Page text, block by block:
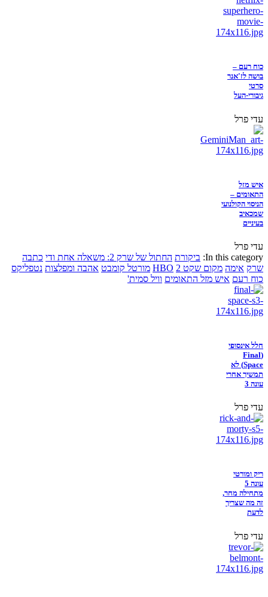
כוח רעם –
בושה לז'אנר
סרטי
גיבורי-העל
עדי פרל
איש מזל
התאומים –
הניסוי הקולנועי
שמכאיב
בעיניים
עדי פרל
In this category: ביקורת החתול של שרק 2: משאלה אחת ודי
כתבה
שרק אימה מקום שקט 2 HBO מורטל קומבט אהבה ומפלצות נטפליקס
כוח רעם איש מזל התאומים וויל סמית'
חלל אינסופי
(Final
Space) לא
תמשיך אחרי
עונה 3
עדי פרל
ריק ומורטי
עונה 5
מתחילה מחר,
זה מה שצריך
לדעת
עדי פרל